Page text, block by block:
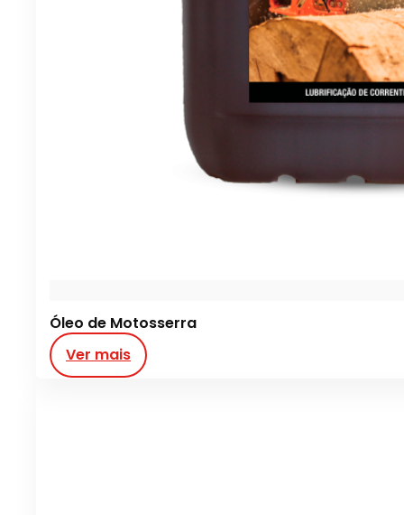
Óleo de Motosserra
Ver mais